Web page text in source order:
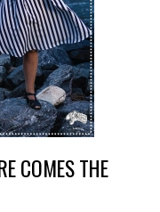
COMES THE